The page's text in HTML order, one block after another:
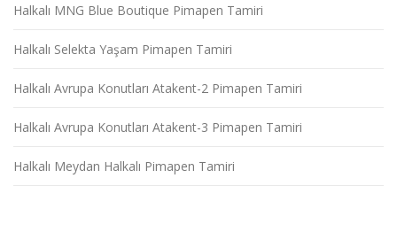
Halkalı MNG Blue Boutique Pimapen Tamiri
Halkalı Selekta Yaşam Pimapen Tamiri
Halkalı Avrupa Konutları Atakent-2 Pimapen Tamiri
Halkalı Avrupa Konutları Atakent-3 Pimapen Tamiri
Halkalı Meydan Halkalı Pimapen Tamiri